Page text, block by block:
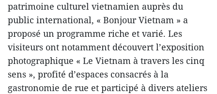
patrimoine culturel vietnamien auprès du
public international, « Bonjour Vietnam » a
proposé un programme riche et varié. Les
visiteurs ont notamment découvert l’exposition
photographique « Le Vietnam à travers les cinq
sens », profité d’espaces consacrés à la
gastronomie de rue et participé à divers ateliers